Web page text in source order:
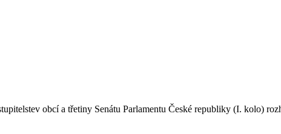
obcí a třetiny Senátu Parlamentu České republiky (I. kolo)